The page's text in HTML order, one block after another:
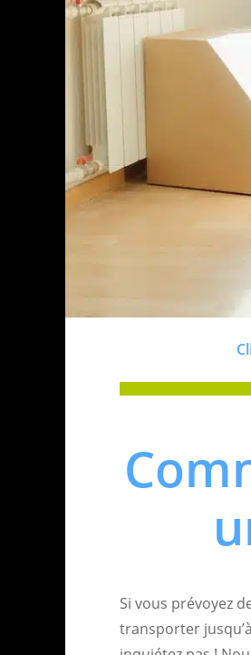
Si vous prévoyez
transporter